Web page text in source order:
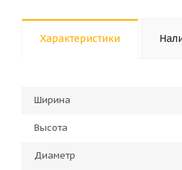
Характеристики
Ширина
Высота
Диаметр